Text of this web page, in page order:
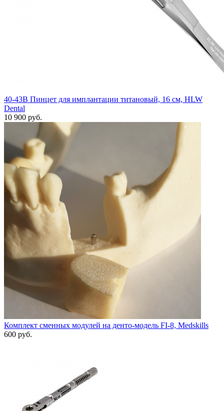
40-43B Пинцет для имплантации титановый, 16 см, HLW
Dental
10 900 руб.
Комплект сменных модулей на денто-модель FI-8, Medskills
600 руб.